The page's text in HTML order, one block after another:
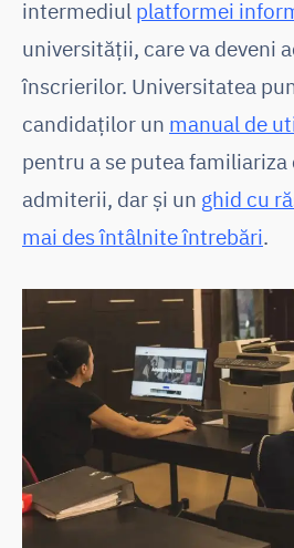
intermediul platformei
universității, care va deveni
înscrierilor. Universitatea
candidaților un manual de
pentru a se putea familiariza
admiterii, dar și un ghid cu
mai des întâlnite întrebări.